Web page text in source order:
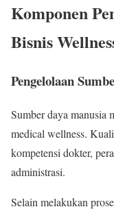
Komponen
Bisnis
Pengelolaan
Sumber daya manusia
medical wellness.
kompetensi dokter,
administrasi.
Selain melakukan